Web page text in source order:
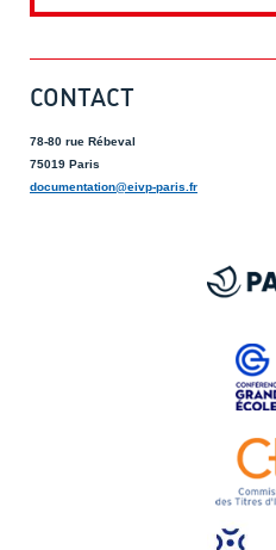
CONTACT
78-80 rue Rébeval
75019 Paris
documentation@eivp-paris.fr